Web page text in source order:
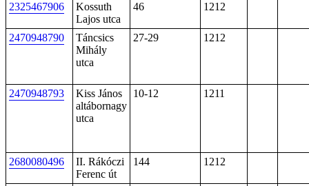
2325467906
Kossuth
Lajos utca
46 1212
2470948790
Táncsics
Mihály
utca
27-29 1212
2470948793
Kiss János
altábornagy
utca
10-12 1211
2680080496
II. Rákóczi
Ferenc út
144 1212